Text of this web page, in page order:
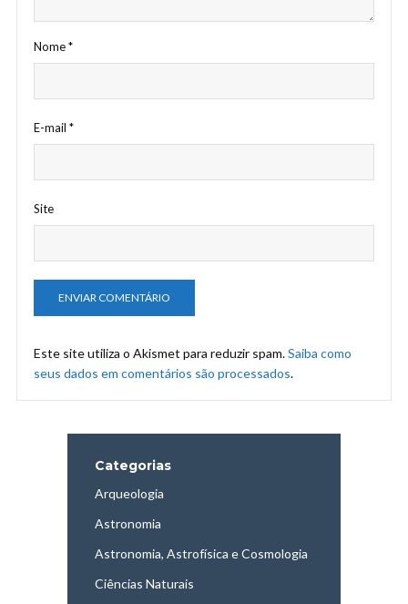
Nome*
E-mail *
Site
Este site utiliza o Akismet para reduzir spam.Saiba como
seus dados em comentários são processados.
Categorias
Arqueologia
Astronomia
Astronomia, Astrofísica e Cosmologia
Ciências Naturais